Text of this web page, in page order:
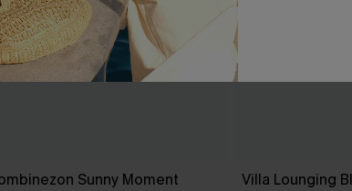
Sunny Moment Villa Lounging